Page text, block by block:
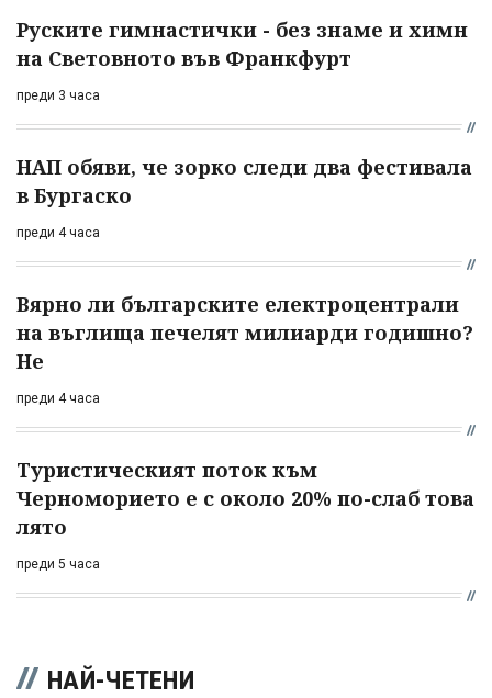
Руските гимнастички - без знаме и химн
на Световното във Франкфурт
преди 3 часа
НАП обяви, че зорко следи два фестивала
в Бургаско
преди 4 часа
Вярно ли българските електроцентрали
на въглища печелят милиарди годишно?
Не
преди 4 часа
Туристическият поток към
Черноморието е с около 20% по-слаб това
лято
преди 5 часа
НАЙ-ЧЕТЕНИ